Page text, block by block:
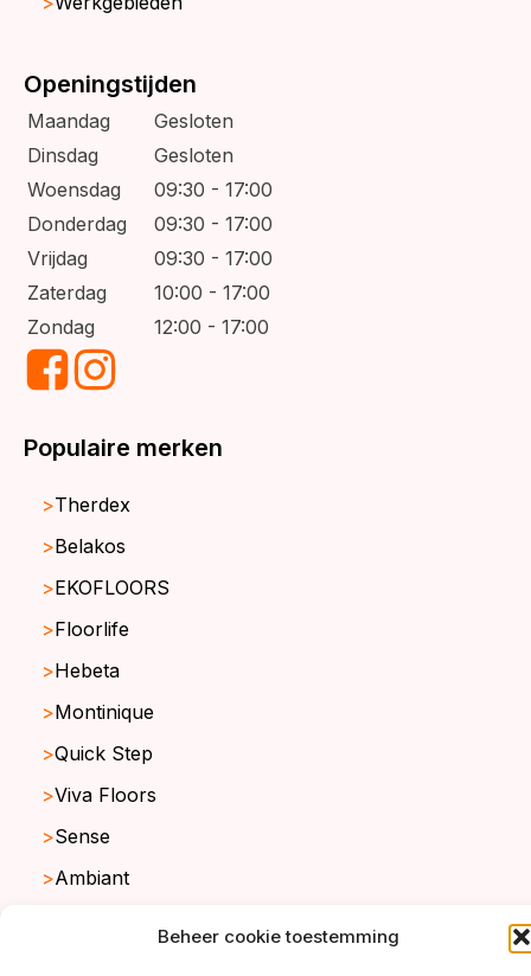
Beheer cookie toestemming
Openingstijden
Maandag
Gesloten
Dinsdag
Gesloten
Woensdag
09:30 - 17:00
Donderdag
09:30 - 17:00
Vrijdag
09:30 - 17:00
Zaterdag
10:00 - 17:00
Zondag
12:00 - 17:00
Populaire merken
Therdex
Belakos
EKOFLOORS
Floorlife
Hebeta
Montinique
Quick Step
Viva Floors
Sense
Ambiant